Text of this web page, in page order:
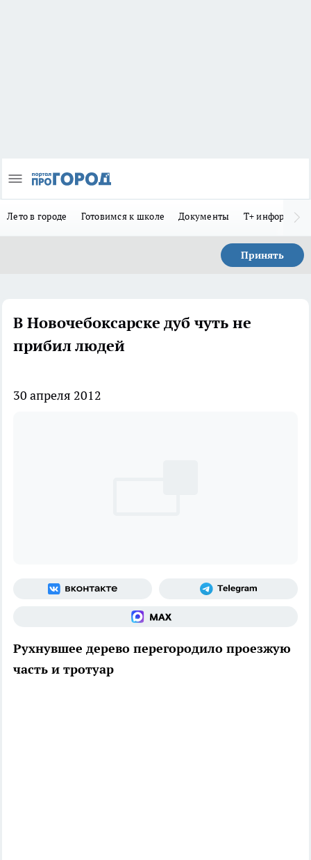
Лето в городе Готовимся к школе Документы Т+
Принять
В Новочебоксарске дуб чуть не
прибил людей
30 апреля 2012
Рухнувшее дерево перегородило проезжую
часть и тротуар